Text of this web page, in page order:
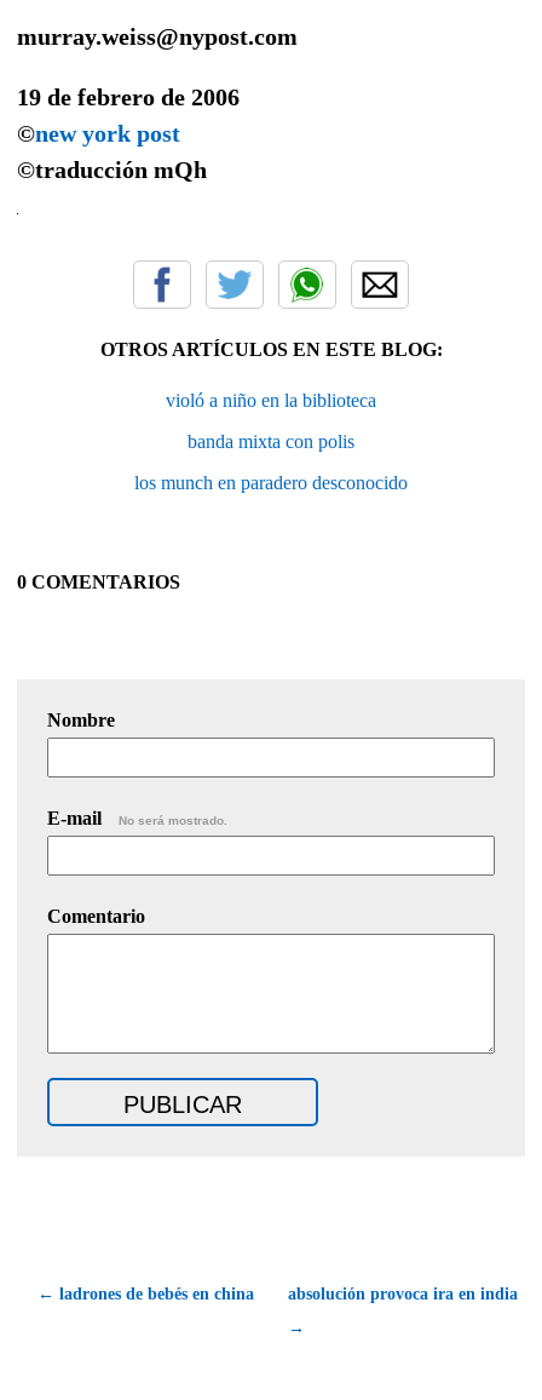
murray.weiss@nypost.com
19 de febrero de 2006
©new york post
©traducción mQh
OTROS ARTÍCULOS EN ESTE BLOG:
violó a niño en la biblioteca
banda mixta con polis
los munch en paradero desconocido
0 COMENTARIOS
Nombre
E-mail No será mostrado.
Comentario
← ladrones de bebés en china
absolución provoca ira en india
→